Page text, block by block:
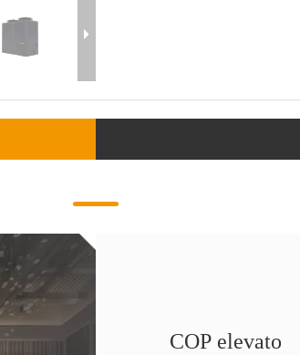
COP elevato